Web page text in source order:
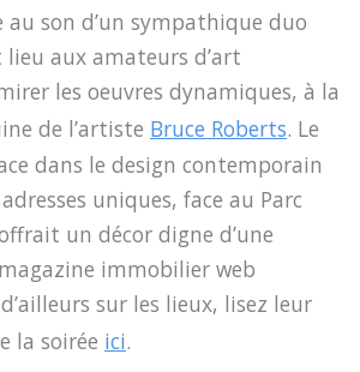
au son d’un sympathique duo
aux amateurs d’art
les oeuvres dynamiques, à la
de l’artiste Bruce Roberts. Le
dans le design contemporain
uniques, face au Parc
un décor digne d’une
immobilier web
sur les lieux, lisez leur
la soirée ici.